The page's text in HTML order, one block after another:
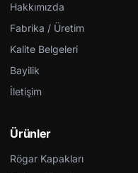
Hakkımızda
Fabrika / Üretim
Kalite Belgeleri
Bayilik
İletişim
Ürünler
Rögar Kapakları